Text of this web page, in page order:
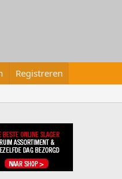
Registreren